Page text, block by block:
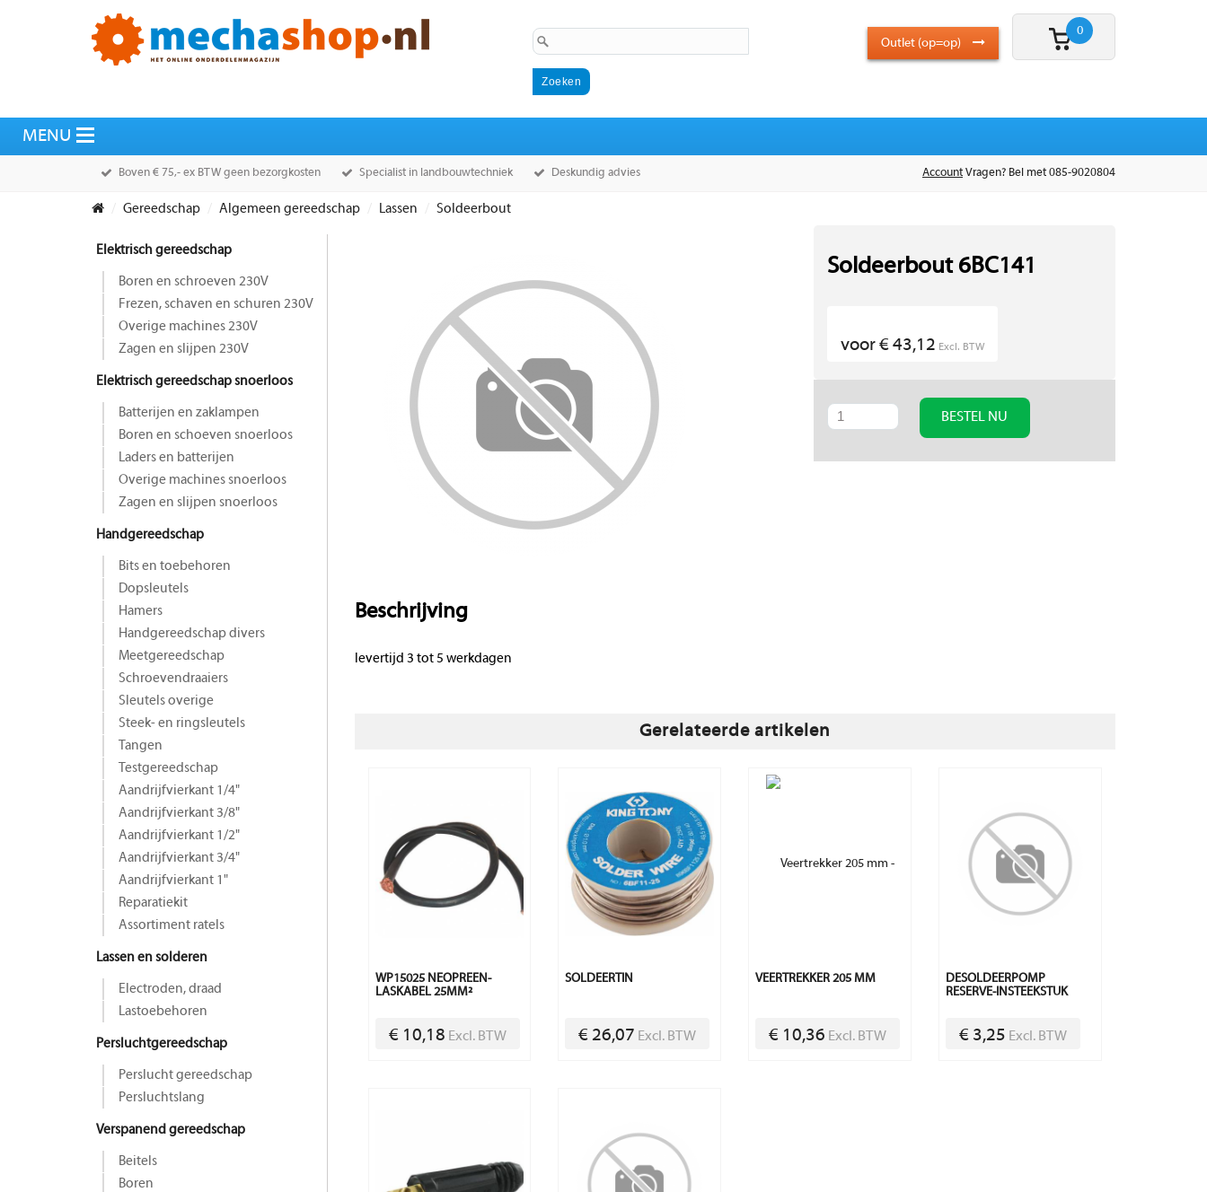
0
Outlet (op=op)
Boven € 75,- ex BTW geen bezorgkosten Specialist in landbouwtechniek Deskundig advies Account Vragen? Bel met 085-9020804
Gereedschap Algemeen gereedschap Lassen Soldeerbout
Elektrisch gereedschap
Boren en schroeven 230V
Frezen, schaven en schuren 230V
Overige machines 230V
Zagen en slijpen 230V
Elektrisch gereedschap snoerloos
Batterijen en zaklampen
Boren en schoeven snoerloos
Laders en batterijen
Overige machines snoerloos
Zagen en slijpen snoerloos
Handgereedschap
Bits en toebehoren
Dopsleutels
Hamers
Handgereedschap divers
Meetgereedschap
Schroevendraaiers
Sleutels overige
Steek- en ringsleutels
Tangen
Testgereedschap
Aandrijfvierkant 1/4"
Aandrijfvierkant 3/8"
Aandrijfvierkant 1/2"
Aandrijfvierkant 3/4"
Aandrijfvierkant 1"
Reparatiekit
Assortiment ratels
Lassen en solderen
Electroden, draad
Lastoebehoren
Persluchtgereedschap
Perslucht gereedschap
Persluchtslang
Verspanend gereedschap
Beitels
Boren
Beschrijving
levertijd 3 tot 5 werkdagen
Soldeerbout 6BC141
voor € 43,12 Excl. BTW
BESTEL NU
Gerelateerde artikelen
WP15025 NEOPREEN-
LASKABEL 25MM²
€ 10,18 Excl. BTW
SOLDEERTIN
€ 26,07 Excl. BTW
VEERTREKKER 205 MM
€ 10,36 Excl. BTW
DESOLDEERPOMP
RESERVE-INSTEEKSTUK
€ 3,25 Excl. BTW